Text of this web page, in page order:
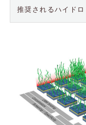
推奨されるハイド